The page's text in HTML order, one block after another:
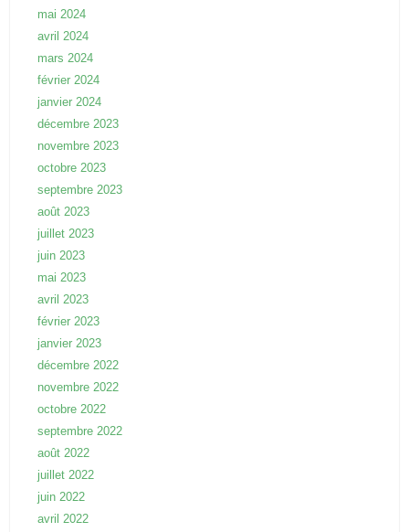
mai 2024
avril 2024
mars 2024
février 2024
janvier 2024
décembre 2023
novembre 2023
octobre 2023
septembre 2023
août 2023
juillet 2023
juin 2023
mai 2023
avril 2023
février 2023
janvier 2023
décembre 2022
novembre 2022
octobre 2022
septembre 2022
août 2022
juillet 2022
juin 2022
avril 2022